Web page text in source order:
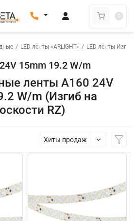
0
/ LED ленты «ARLIGHT» / LED ленты
15mm 19.2 W/m
ленты A160 24V
W/m (Изгиб на
RZ)
Хиты продаж